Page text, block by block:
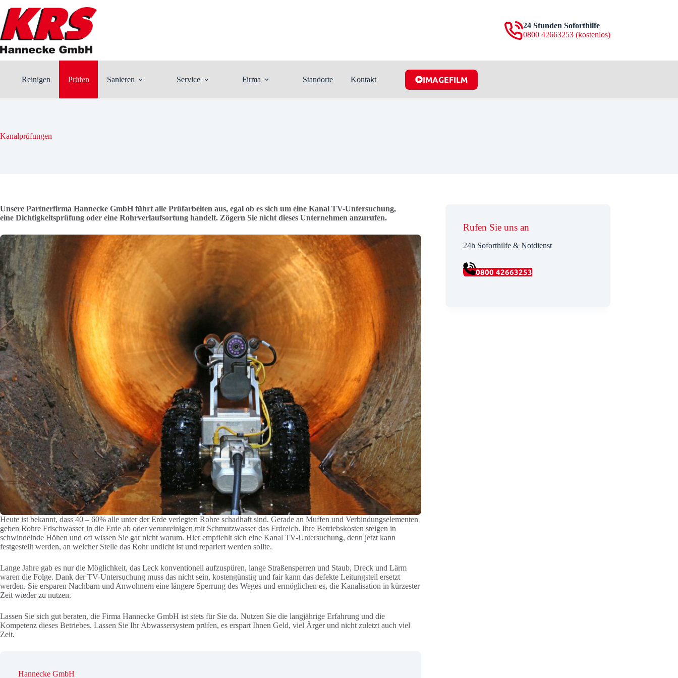
Inhalt
springen
24 Stunden Soforthilfe
0800 42663253 (kostenlos)
Reinigen Prüfen Sanieren Service Firma Standorte Kontakt IMAGEFILM
Kanalprüfungen
Unsere Partnerfirma Hannecke GmbH führt alle Prüfarbeiten aus, egal ob es sich um eine Kanal TV-Untersuchung,
eine Dichtigkeitsprüfung oder eine Rohrverlaufsortung handelt. Zögern Sie nicht dieses Unternehmen anzurufen.
Heute ist bekannt, dass 40 – 60% alle unter der Erde verlegten Rohre schadhaft sind. Gerade an Muffen und Verbindungselementen
geben Rohre Frischwasser in die Erde ab oder verunreinigen mit Schmutzwasser das Erdreich. Ihre Betriebskosten steigen in
schwindelnde Höhen und oft wissen Sie gar nicht warum. Hier empfiehlt sich eine Kanal TV-Untersuchung, denn jetzt kann
festgestellt werden, an welcher Stelle das Rohr undicht ist und repariert werden sollte.
Lange Jahre gab es nur die Möglichkeit, das Leck konventionell aufzuspüren, lange Straßensperren und Staub, Dreck und Lärm
waren die Folge. Dank der TV-Untersuchung muss das nicht sein, kostengünstig und fair kann das defekte Leitungsteil ersetzt
werden. Sie ersparen Nachbarn und Anwohnern eine längere Sperrung des Weges und ermöglichen es, die Kanalisation in kürzester
Zeit wieder zu nutzen.
Lassen Sie sich gut beraten, die Firma Hannecke GmbH ist stets für Sie da. Nutzen Sie die langjährige Erfahrung und die
Kompetenz dieses Betriebes. Lassen Sie Ihr Abwassersystem prüfen, es erspart Ihnen Geld, viel Ärger und nicht zuletzt auch viel
Zeit.
Hannecke GmbH
Rufen Sie uns an
24h Soforthilfe & Notdienst
0800 42663253